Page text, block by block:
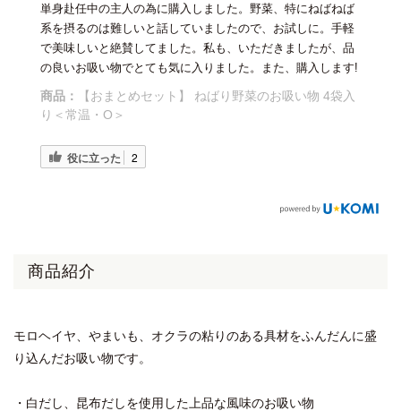
単身赴任中の主人の為に購入しました。野菜、特にねばねば
系を摂るのは難しいと話していましたので、お試しに。手軽
で美味しいと絶賛してました。私も、いただきましたが、品
の良いお吸い物でとても気に入りました。また、購入します!
商品：
【おまとめセット】 ねばり野菜のお吸い物 4袋入
り＜常温・O＞
役に立った 2
商品紹介
モロヘイヤ、やまいも、オクラの粘りのある具材をふんだんに盛
り込んだお吸い物です。
・白だし、昆布だしを使用した上品な風味のお吸い物